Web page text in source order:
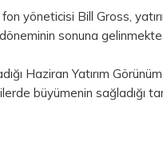
yöneticisi Bill Gross,
sonuna
Haziran Yatırım
büyümenin sağladığı